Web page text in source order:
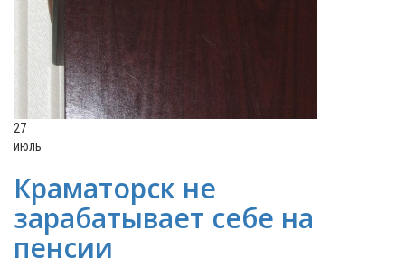
27
июль
Краматорск не
зарабатывает себе на
пенсии